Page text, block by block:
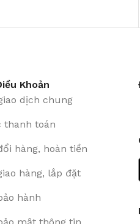
Khoản
dịch chung
thanh toán
hàng, hoàn tiền
hàng, lắp đặt
hành